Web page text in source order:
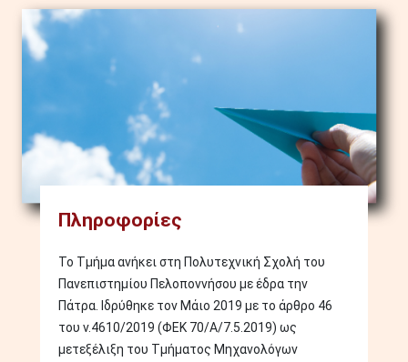
Image
Πληροφορίες
Το Τμήμα ανήκει στη Πολυτεχνική Σχολή του
Πανεπιστημίου Πελοποννήσου με έδρα την
Πάτρα. Ιδρύθηκε τον Μάιο 2019 με το άρθρο 46
του ν.4610/2019 (ΦΕΚ 70/Α/7.5.2019) ως
μετεξέλιξη του Τμήματος Μηχανολόγων